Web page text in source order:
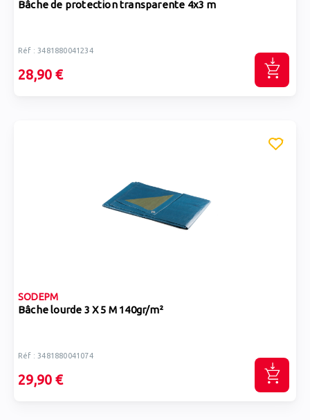
Bâche de protection transparente 4x3 m
Réf : 3481880041234
28,90 €
SODEPM
Bâche lourde 3 X 5 M 140gr/m²
Réf : 3481880041074
29,90 €